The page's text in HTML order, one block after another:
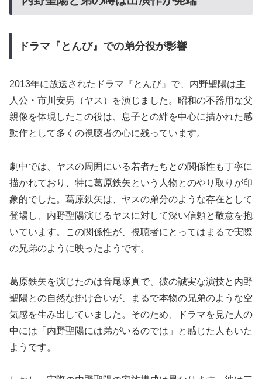
ドラマ『とんび』での弟分役が影響
2013年に放送されたドラマ『とんび』で、内野聖陽は主
人公・市川安男（ヤス）を演じました。昭和の不器用な父
親像を体現したこの役は、息子との絆を中心に描かれた感
動作として多くの視聴者の心に残っています。
劇中では、ヤスの周囲にいる若者たちとの関係性も丁寧に
描かれており、特に葛原鉄矢という人物とのやり取りが印
象的でした。葛原鉄矢は、ヤスの弟分のような存在として
登場し、内野聖陽演じるヤスに対して深い信頼と敬意を抱
いています。この関係性が、視聴者にとってはまるで実際
の兄弟のように映ったようです。
葛原鉄矢を演じたのは音尾琢真で、彼の誠実な演技と内野
聖陽との自然な掛け合いが、まるで本物の兄弟のような空
気感を生み出していました。そのため、ドラマを見た人の
中には「内野聖陽には弟がいるのでは」と感じた人もいた
ようです。